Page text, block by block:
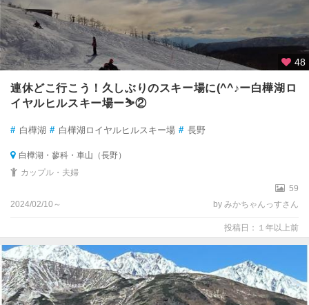
48
連休どこ行こう！久しぶりのスキー場に(^^♪ー白樺湖ロ
イヤルヒルスキー場ー⛷②
# 白樺湖 # 白樺湖ロイヤルヒルスキー場 # 長野
白樺湖・蓼科・車山（長野）
カップル・夫婦
59
2024/02/10～
by みかちゃんっすさん
投稿日：１年以上前